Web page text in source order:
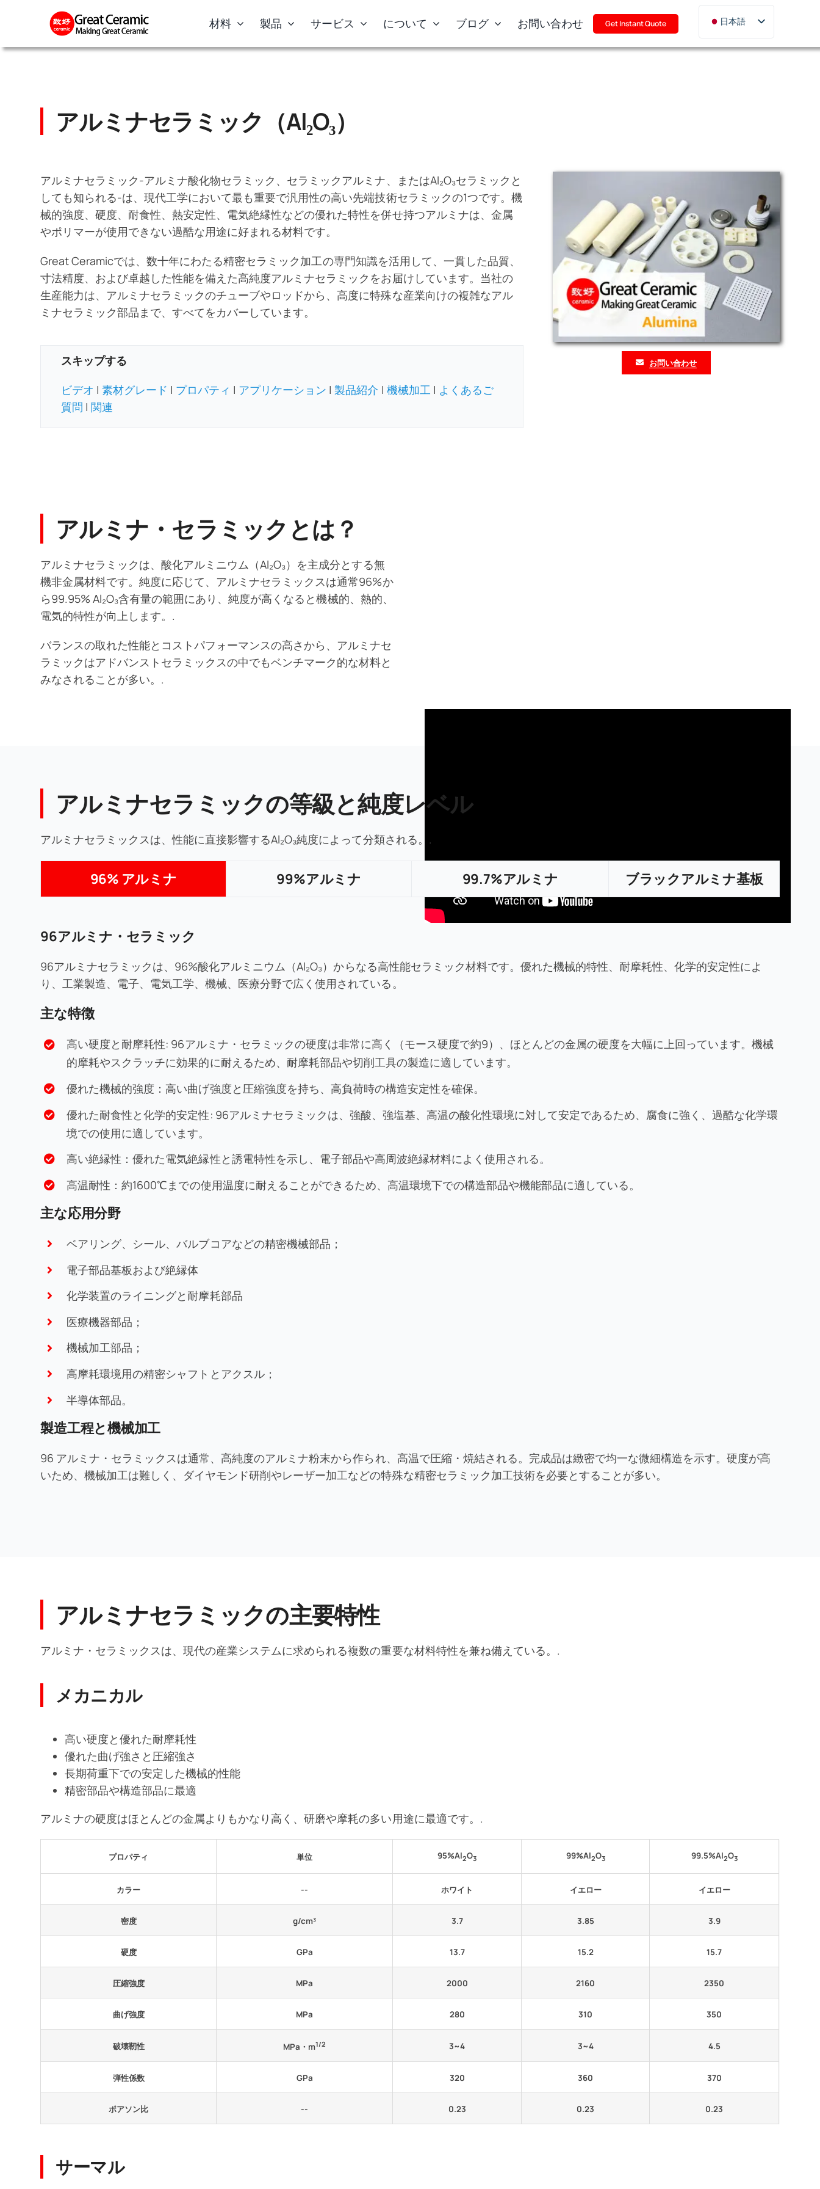
材料 製品 サービス について ブログ お問い合わせ Get Instant Quote
日本語
English
Português
アルミナセラミック（Al₂O₃）
アルミナセラミック-アルミナ酸化物セラミック、セラミックアルミナ、またはAl₂O₃セラミックと
しても知られる-は、現代工学において最も重要で汎用性の高い先端技術セラミックの1つです。機
械的強度、硬度、耐食性、熱安定性、電気絶縁性などの優れた特性を併せ持つアルミナは、金属
やポリマーが使用できない過酷な用途に好まれる材料です。
Great Ceramicでは、数十年にわたる精密セラミック加工の専門知識を活用して、一貫した品質、
寸法精度、および卓越した性能を備えた高純度アルミナセラミックをお届けしています。当社の
生産能力は、アルミナセラミックのチューブやロッドから、高度に特殊な産業向けの複雑なアル
ミナセラミック部品まで、すべてをカバーしています。
スキップする
ビデオ |素材グレード | プロパティ | アプリケーション | 製品紹介 | 機械加工 | よくあるご
質問 |関連
お問い合わせ
アルミナ・セラミックとは？
アルミナセラミックは、酸化アルミニウム（Al₂O₃）を主成分とする無
機非金属材料です。純度に応じて、アルミナセラミックスは通常96%か
ら99.95% Al₂O₃含有量の範囲にあり、純度が高くなると機械的、熱的、
電気的特性が向上します。.
バランスの取れた性能とコストパフォーマンスの高さから、アルミナセ
ラミックはアドバンストセラミックスの中でもベンチマーク的な材料と
みなされることが多い。.
アルミナセラミックの等級と純度レベル
アルミナセラミックスは、性能に直接影響するAl₂O₃純度によって分類される。.
96% アルミナ 99%アルミナ 99.7%アルミナ ブラックアルミナ基板
96アルミナ・セラミック
96アルミナセラミックは、96%酸化アルミニウム（Al₂O₃）からなる高性能セラミック材料です。優れた機械的特性、耐摩耗性、化学的安定性によ
り、工業製造、電子、電気工学、機械、医療分野で広く使用されている。
主な特徴
高い硬度と耐摩耗性: 96アルミナ・セラミックの硬度は非常に高く（モース硬度で約9）、ほとんどの金属の硬度を大幅に上回っています。機械
的摩耗やスクラッチに効果的に耐えるため、耐摩耗部品や切削工具の製造に適しています。
優れた機械的強度：高い曲げ強度と圧縮強度を持ち、高負荷時の構造安定性を確保。
優れた耐食性と化学的安定性: 96アルミナセラミックは、強酸、強塩基、高温の酸化性環境に対して安定であるため、腐食に強く、過酷な化学環
境での使用に適しています。
高い絶縁性：優れた電気絶縁性と誘電特性を示し、電子部品や高周波絶縁材料によく使用される。
高温耐性：約1600℃までの使用温度に耐えることができるため、高温環境下での構造部品や機能部品に適している。
主な応用分野
ベアリング、シール、バルブコアなどの精密機械部品；
電子部品基板および絶縁体
化学装置のライニングと耐摩耗部品
医療機器部品；
機械加工部品；
高摩耗環境用の精密シャフトとアクスル；
半導体部品。
製造工程と機械加工
96 アルミナ・セラミックスは通常、高純度のアルミナ粉末から作られ、高温で圧縮・焼結される。完成品は緻密で均一な微細構造を示す。硬度が高
いため、機械加工は難しく、ダイヤモンド研削やレーザー加工などの特殊な精密セラミック加工技術を必要とすることが多い。
アルミナセラミックの主要特性
アルミナ・セラミックスは、現代の産業システムに求められる複数の重要な材料特性を兼ね備えている。.
メカニカル
高い硬度と優れた耐摩耗性
優れた曲げ強さと圧縮強さ
長期荷重下での安定した機械的性能
精密部品や構造部品に最適
アルミナの硬度はほとんどの金属よりもかなり高く、研磨や摩耗の多い用途に最適です。.
プロパティ 単位 95%Al2O3 99%Al2O3 99.5%Al2O3
カラー -- ホワイト イエロー イエロー
密度 g/cm³ 3.7 3.85 3.9
硬度 GPa 13.7 15.2 15.7
圧縮強度 MPa 2000 2160 2350
曲げ強度 MPa 280 310 350
破壊靭性 MPa・m1/2 3~4 3~4 4.5
弾性係数 GPa 320 360 370
ポアソン比 -- 0.23 0.23 0.23
サーマル